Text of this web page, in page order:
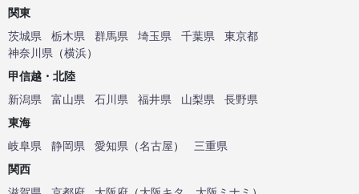
関東
茨城県
栃木県 群馬県 埼玉県 千葉県
東京都
神奈川県 （横浜）
甲信越・北陸
新潟県
富山県 石川県 福井県 山梨県
長野県
東海
岐阜県
静岡県 愛知県 （名古屋）
三重県
関西